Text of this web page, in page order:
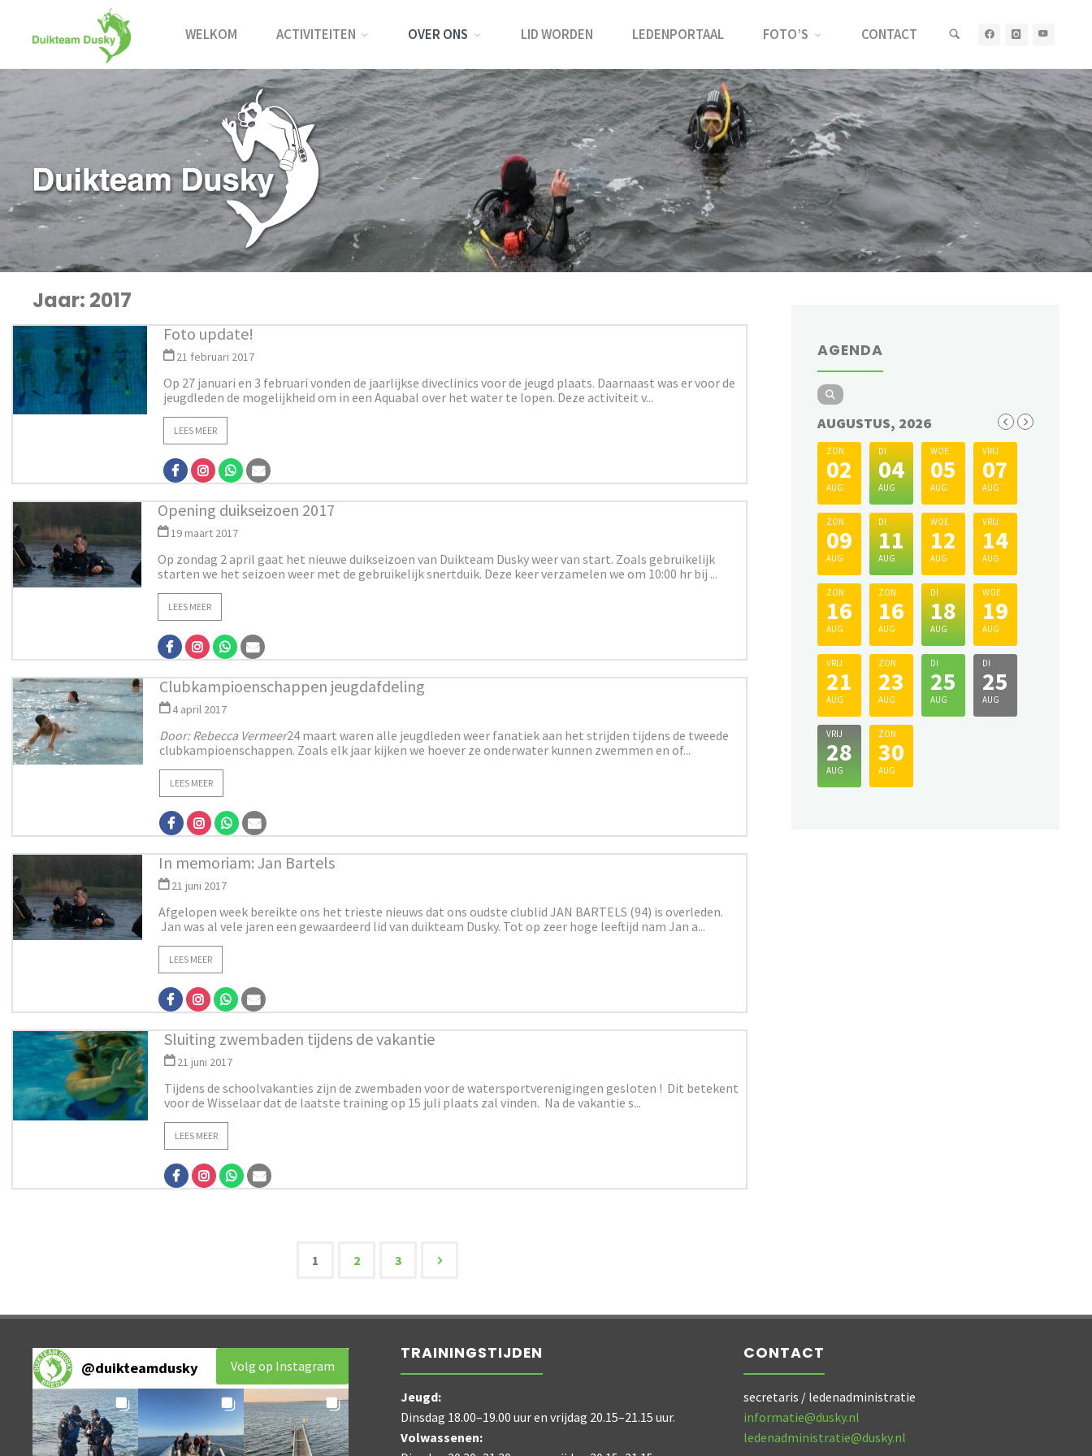
inhoud
WELKOM ACTIVITEITEN OVER ONS LID WORDEN LEDENPORTAAL FOTO’S CONTACT
Jaar: 2017
Foto update!
21 februari 2017
Op 27 januari en 3 februari vonden de jaarlijkse diveclinics voor de jeugd plaats. Daarnaast was er voor de
jeugdleden de mogelijkheid om in een Aquabal over het water te lopen. Deze activiteit v...
LEES MEER
Opening duikseizoen 2017
19 maart 2017
Op zondag 2 april gaat het nieuwe duikseizoen van Duikteam Dusky weer van start. Zoals gebruikelijk
starten we het seizoen weer met de gebruikelijk snertduik. Deze keer verzamelen we om 10:00 hr bij ...
LEES MEER
Clubkampioenschappen jeugdafdeling
4 april 2017
Door: Rebecca Vermeer24 maart waren alle jeugdleden weer fanatiek aan het strijden tijdens de tweede
clubkampioenschappen. Zoals elk jaar kijken we hoever ze onderwater kunnen zwemmen en of...
LEES MEER
In memoriam: Jan Bartels
21 juni 2017
Afgelopen week bereikte ons het trieste nieuws dat ons oudste clublid JAN BARTELS (94) is overleden.
Jan was al vele jaren een gewaardeerd lid van duikteam Dusky. Tot op zeer hoge leeftijd nam Jan a...
LEES MEER
Sluiting zwembaden tijdens de vakantie
21 juni 2017
Tijdens de schoolvakanties zijn de zwembaden voor de watersportverenigingen gesloten ! Dit betekent
voor de Wisselaar dat de laatste training op 15 juli plaats zal vinden. Na de vakantie s...
LEES MEER
paginering
1 2 3
AGENDA
AUGUSTUS, 2026
ZON
02
AUG
DI
04
AUG
WOE
05
AUG
VRIJ
07
AUG
ZON
09
AUG
DI
11
AUG
WOE
12
AUG
VRIJ
14
AUG
ZON
16
AUG
ZON
16
AUG
DI
18
AUG
WOE
19
AUG
VRIJ
21
AUG
ZON
23
AUG
DI
25
AUG
DI
25
AUG
VRIJ
28
AUG
ZON
30
AUG
@duikteamdusky Volg op Instagram
TRAININGSTIJDEN
Jeugd:
Dinsdag 18.00–19.00 uur en vrijdag 20.15–21.15 uur.
Volwassenen:
CONTACT
secretaris / ledenadministratie
informatie@dusky.nl
ledenadministratie@dusky.nl